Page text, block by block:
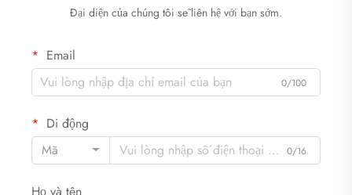
Đại diện của chúng tôi sẽ liên hệ với bạn sớm.
Email
0/100
Di động
Mã
0/16
Họ và tên